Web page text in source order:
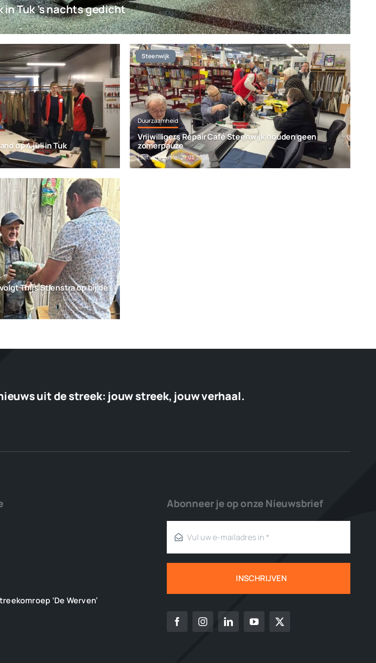
Tuk ’s nachts gedicht
op 4 juli in Tuk
Steenwijk
Duurzaamheid
Vrijwilligers Repair Café Steenwijk houden geen
zomerpauze
Laatste Update: 28.05.2026
Thijs Stienstra op bij de
uit de streek: jouw streek, jouw verhaal.
‘De Werven’
Abonneer je op onze Nieuwsbrief
INSCHRIJVEN